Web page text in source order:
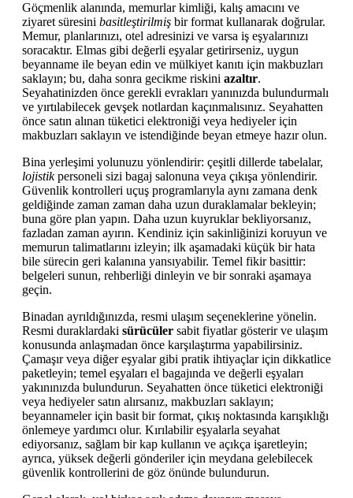
Göçmenlik alanında, memurlar kimliği, kalış amacını ve
ziyaret süresini basitleştirilmiş bir format kullanarak doğrular.
Memur, planlarınızı, otel adresinizi ve varsa iş eşyalarınızı
soracaktır. Elmas gibi değerli eşyalar getirirseniz, uygun
beyanname ile beyan edin ve mülkiyet kanıtı için makbuzları
saklayın; bu, daha sonra gecikme riskini azaltır.
Seyahatinizden önce gerekli evrakları yanınızda bulundurmalı
ve yırtılabilecek gevşek notlardan kaçınmalısınız. Seyahatten
önce satın alınan tüketici elektroniği veya hediyeler için
makbuzları saklayın ve istendiğinde beyan etmeye hazır olun.
Bina yerleşimi yolunuzu yönlendirir: çeşitli dillerde tabelalar,
lojistikpersoneli sizi bagaj salonuna veya çıkışa yönlendirir.
Güvenlik kontrolleri uçuş programlarıyla aynı zamana denk
geldiğinde zaman zaman daha uzun duraklamalar bekleyin;
buna göre plan yapın. Daha uzun kuyruklar bekliyorsanız,
fazladan zaman ayırın. Kendiniz için sakinliğinizi koruyun ve
memurun talimatlarını izleyin; ilk aşamadaki küçük bir hata
bile sürecin geri kalanına yansıyabilir. Temel fikir basittir:
belgeleri sunun, rehberliği dinleyin ve bir sonraki aşamaya
geçin.
Binadan ayrıldığınızda, resmi ulaşım seçeneklerine yönelin.
Resmi duraklardaki sürücüler sabit fiyatlar gösterir ve ulaşım
konusunda anlaşmadan önce karşılaştırma yapabilirsiniz.
Çamaşır veya diğer eşyalar gibi pratik ihtiyaçlar için dikkatlice
paketleyin; temel eşyaları el bagajında ve değerli eşyaları
yakınınızda bulundurun. Seyahatten önce tüketici elektroniği
veya hediyeler satın alırsanız, makbuzları saklayın;
beyannameler için basit bir format, çıkış noktasında karışıklığı
önlemeye yardımcı olur. Kırılabilir eşyalarla seyahat
ediyorsanız, sağlam bir kap kullanın ve açıkça işaretleyin;
ayrıca, yüksek değerli gönderiler için meydana gelebilecek
güvenlik kontrollerini de göz önünde bulundurun.